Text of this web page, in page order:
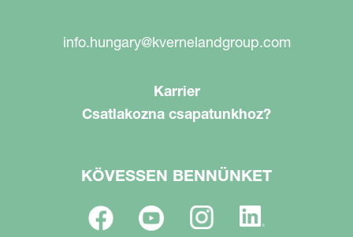
info.hungary@kvernelandgroup.com
Karrier
Csatlakozna csapatunkhoz?
KÖVESSEN BENNÜNKET